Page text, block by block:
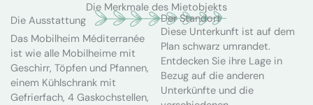
Die Merkmale des Mietobjekts
Die Ausstattung
Das Mobilheim Méditerranée
ist wie alle Mobilheime mit
Geschirr, Töpfen und Pfannen,
einem Kühlschrank mit
Gefrierfach, 4 Gaskochstellen,
Der Standort
Diese Unterkunft ist auf dem
Plan schwarz umrandet.
Entdecken Sie ihre Lage in
Bezug auf die anderen
Unterkünfte und die